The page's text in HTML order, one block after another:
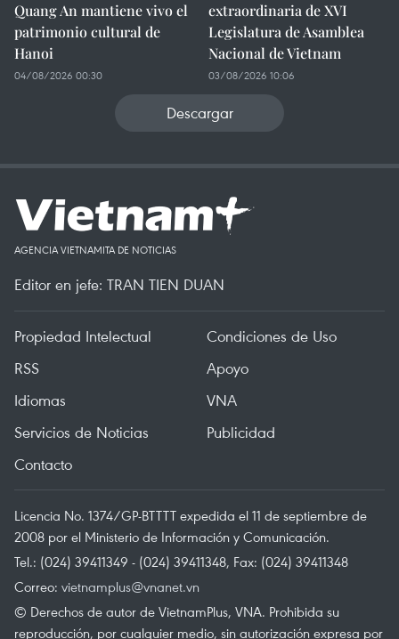
Quang An mantiene vivo el
patrimonio cultural de
Hanoi
04/08/2026 00:30
extraordinaria de XVI
Legislatura de Asamblea
Nacional de Vietnam
03/08/2026 10:06
Descargar
AGENCIA VIETNAMITA DE NOTICIAS
Editor en jefe: TRAN TIEN DUAN
Propiedad Intelectual
Condiciones de Uso
RSS
Apoyo
Idiomas
VNA
Servicios de Noticias
Publicidad
Contacto
Licencia No. 1374/GP-BTTTT expedida el 11 de septiembre de
2008 por el Ministerio de Información y Comunicación.
Tel.: (024) 39411349 - (024) 39411348, Fax: (024) 39411348
Correo: vietnamplus@vnanet.vn
© Derechos de autor de VietnamPlus, VNA. Prohibida su
reproducción, por cualquier medio, sin autorización expresa por